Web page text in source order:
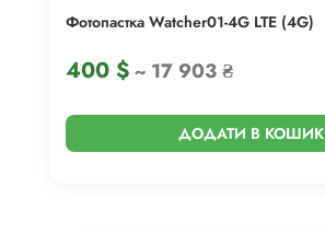
Фотопастка Watcher01-4G LTE (4G)
400 $~ 17 903 ₴
ДОДАТИ В КОШИК